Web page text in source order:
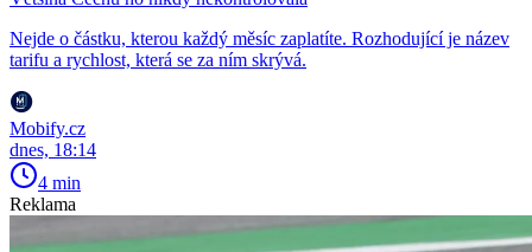
Nejde o částku, kterou každý měsíc zaplatíte. Rozhodující je název
tarifu a rychlost, která se za ním skrývá.
Mobify.cz
dnes, 18:14
4 min
Reklama